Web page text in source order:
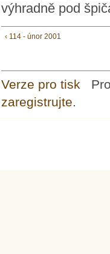
výhradně pod
‹ 114 - únor 2001
Verze pro tisk
zaregistrujte.